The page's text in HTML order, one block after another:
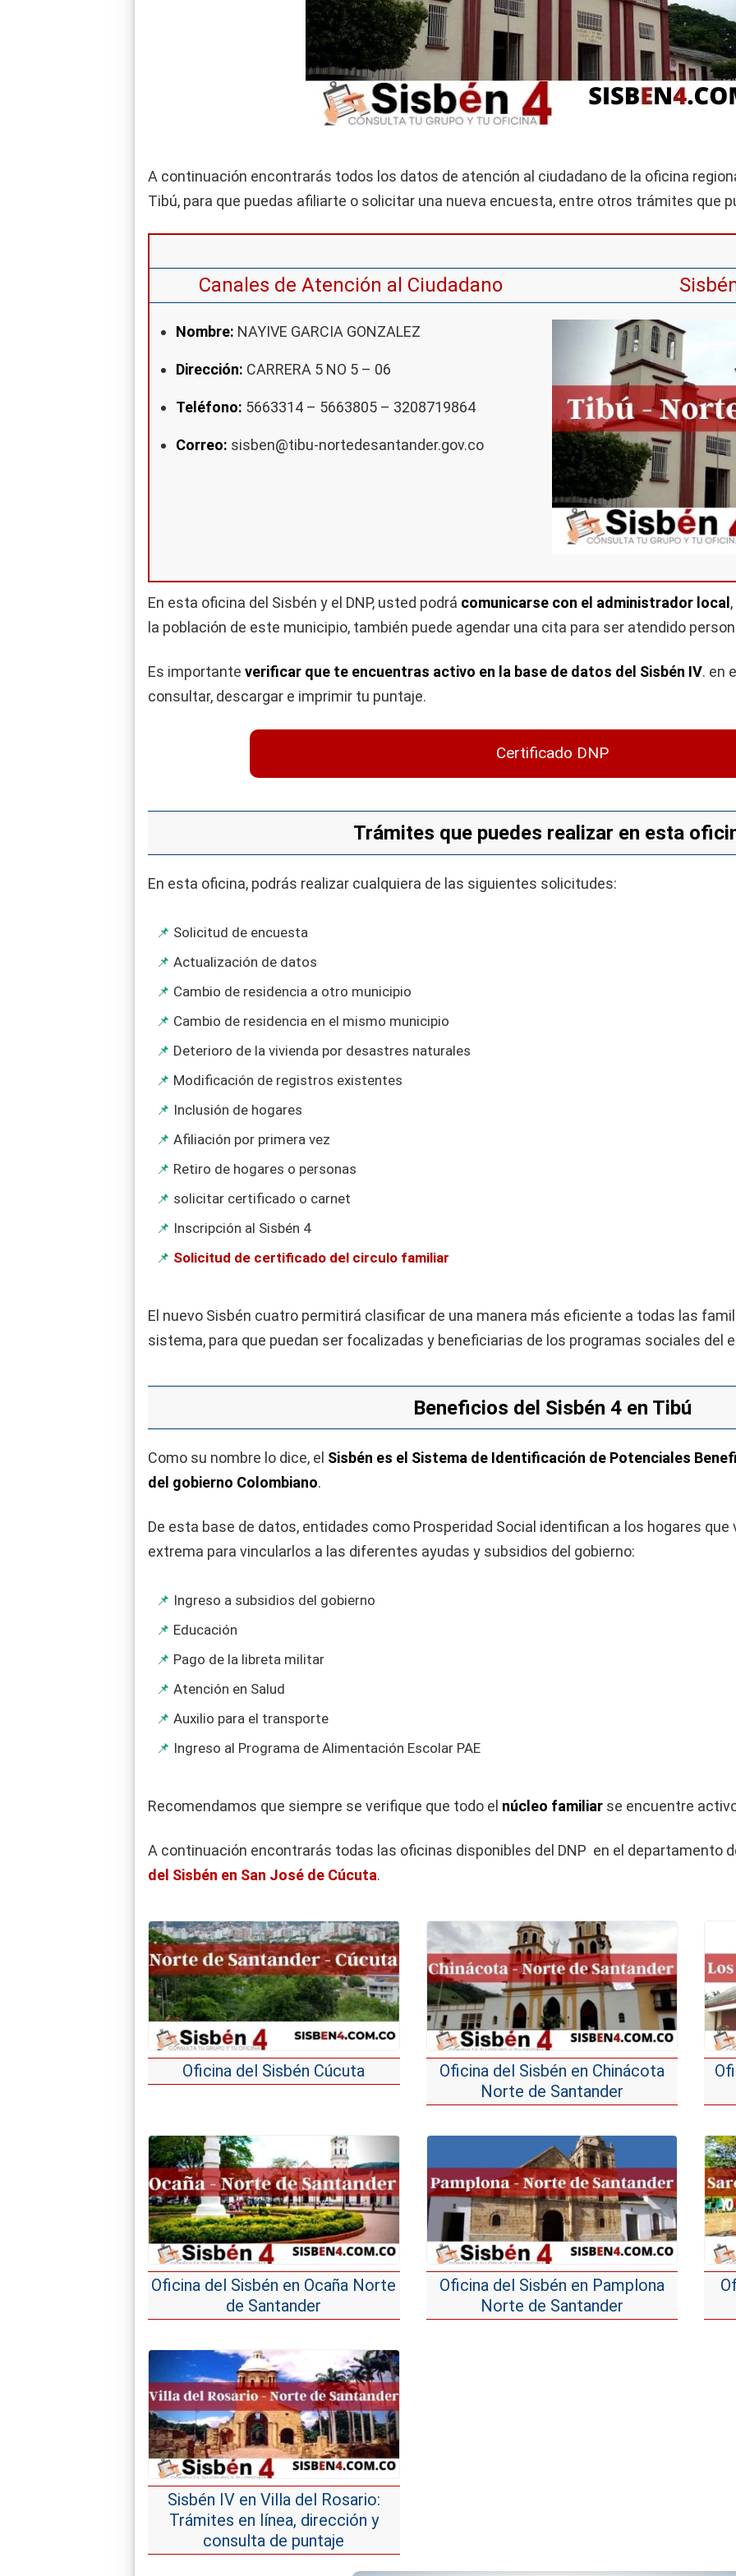
A continuación encontrarás todos los datos de atención al ciudadano de la oficina
Tibú, para que puedas afiliarte o solicitar una nueva encuesta, entre otros trámites que
Canales de Atención al Ciudadano
Nombre: NAYIVE GARCIA GONZALEZ
Dirección: CARRERA 5 NO 5 – 06
Teléfono: 5663314 – 5663805 – 3208719864
Correo: sisben@tibu-nortedesantander.gov.co
En esta oficina del Sisbén y el DNP, usted podrá comunicarse con el administrador local
la población de este municipio, también puede agendar una cita para ser atendido
Es importante verificar que te encuentras activo en la base de datos del Sisbén IV. en
consultar, descargar e imprimir tu puntaje.
Certificado DNP
Trámites que puedes realizar en esta
En esta oficina, podrás realizar cualquiera de las siguientes solicitudes:
Solicitud de encuesta
Actualización de datos
Cambio de residencia a otro municipio
Cambio de residencia en el mismo municipio
Deterioro de la vivienda por desastres naturales
Modificación de registros existentes
Inclusión de hogares
Afiliación por primera vez
Retiro de hogares o personas
solicitar certificado o carnet
Inscripción al Sisbén 4
Solicitud de certificado del circulo familiar
El nuevo Sisbén cuatro permitirá clasificar de una manera más eficiente a todas las
sistema, para que puedan ser focalizadas y beneficiarias de los programas sociales del
Beneficios del Sisbén 4 en Tibú
Como su nombre lo dice, el Sisbén es el Sistema de Identificación de Potenciales
del gobierno Colombiano.
De esta base de datos, entidades como Prosperidad Social identifican a los hogares que
extrema para vincularlos a las diferentes ayudas y subsidios del gobierno:
Ingreso a subsidios del gobierno
Educación
Pago de la libreta militar
Atención en Salud
Auxilio para el transporte
Ingreso al Programa de Alimentación Escolar PAE
Recomendamos que siempre se verifique que todo el núcleo familiar se encuentre
A continuación encontrarás todas las oficinas disponibles del DNP en el departamento
del Sisbén en San José de Cúcuta.
Oficina del Sisbén Cúcuta
Oficina del Sisbén en Chinácota
Norte de Santander
Oficina del Sisbén en Ocaña Norte
de Santander
Oficina del Sisbén en Pamplona
Norte de Santander
Sisbén IV en Villa del Rosario:
Trámites en línea, dirección y
consulta de puntaje